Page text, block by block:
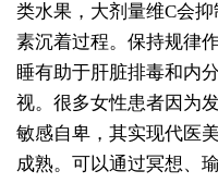
类水果，大剂量维C会
素沉着过程。保持规律
睡有助于肝脏排毒和内分
视。很多女性患者因为
敏感自卑，其实现代医
成熟。可以通过冥想、